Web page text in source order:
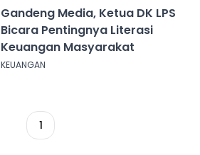
Gandeng Media, Ketua DK LPS
Bicara Pentingnya Literasi
Keuangan Masyarakat
KEUANGAN
1